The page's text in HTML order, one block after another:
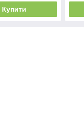
Купити